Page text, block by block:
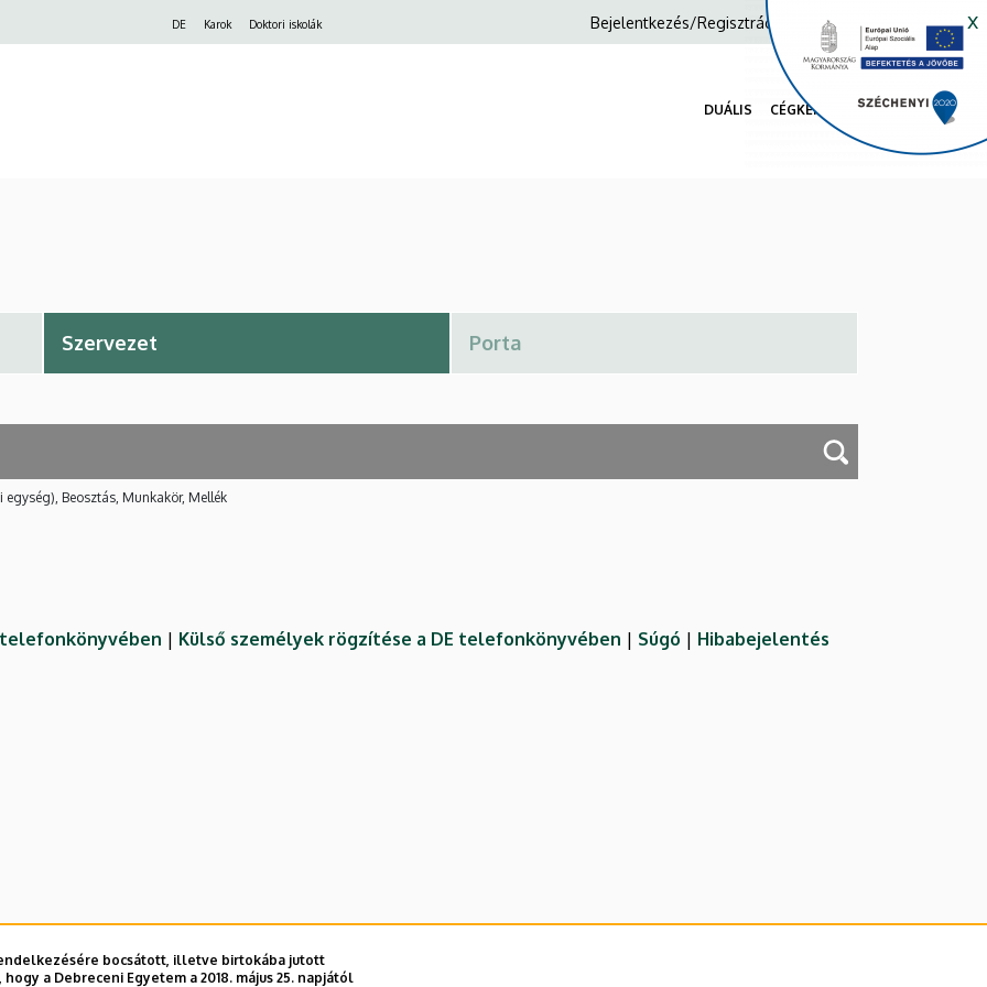
DE Karok Doktori iskolák x
Anonim
Bejelentkezés/Regisztráció
navigáció
DUÁLIS CÉGKERESŐ
egység), Beosztás, Munkakör, Mellék
| Külső személyek rögzítése a DE telefonkönyvében | Súgó | Hibabejelentés
bocsátott, illetve birtokába jutott
a Debreceni Egyetem a 2018. május 25. napjától